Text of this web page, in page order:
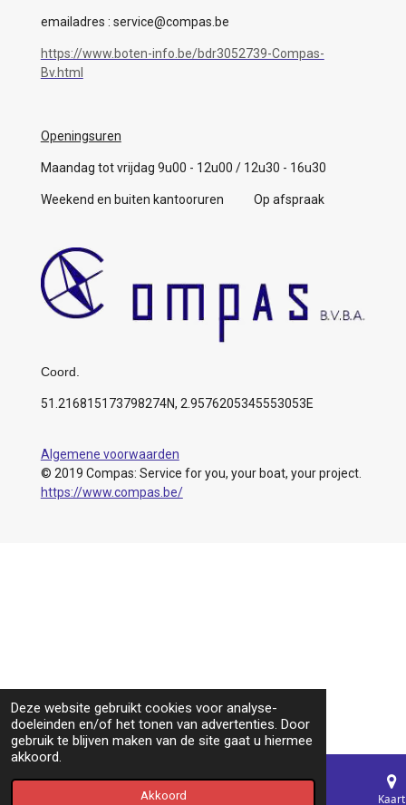
Deze website gebruikt cookies voor analyse-
doeleinden en/of het tonen van advertenties. Door
gebruik te blijven maken van de site gaat u hiermee
akkoord.
Akkoord
emailadres : service@compas.be
https://www.boten-info.be/bdr3052739-Compas-
Bv.html
Openingsuren
Maandag tot vrijdag 9u00 - 12u00 / 12u30 - 16u30
Weekend en buiten kantooruren Op afspraak
Coord.
51.216815173798274N, 2.9576205345553053E
Algemene voorwaarden
© 2019 Compas: Service for you, your boat, your project.
https://www.compas.be/
Kaart